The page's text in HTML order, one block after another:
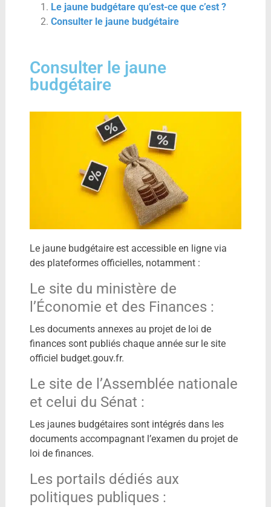
Le jaune budgétare qu’est-ce que c’est ?
Consulter le jaune budgétaire
Consulter le jaune
budgétaire
Le jaune budgétaire est accessible en ligne via
des plateformes officielles, notamment :
Le site du ministère de
l’Économie et des Finances :
Les documents annexes au projet de loi de
finances sont publiés chaque année sur le site
officiel budget.gouv.fr.
Le site de l’Assemblée nationale
et celui du Sénat :
Les jaunes budgétaires sont intégrés dans les
documents accompagnant l’examen du projet de
loi de finances.
Les portails dédiés aux
politiques publiques :